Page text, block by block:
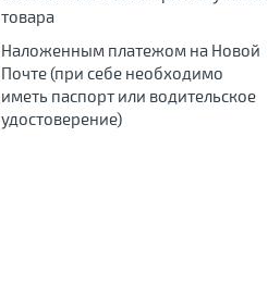
товара
Наложенным платежом на Новой
Почте (при себе необходимо
иметь паспорт или водительское
удостоверение)